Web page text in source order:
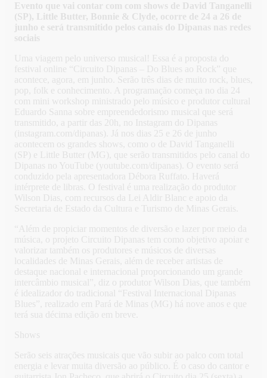
Evento que vai contar com com shows de David Tanganelli
(SP), Little Butter, Bonnie & Clyde, ocorre de 24 a 26 de
junho e será transmitido pelos canais do Dipanas nas redes
sociais
Uma viagem pelo universo musical! Essa é a proposta do
festival online “Circuito Dipanas – Do Blues ao Rock” que
acontece, agora, em junho. Serão três dias de muito rock, blues,
pop, folk e conhecimento. A programação começa no dia 24
com mini workshop ministrado pelo músico e produtor cultural
Eduardo Sanna sobre empreendedorismo musical que será
transmitido, a partir das 20h, no Instagram do Dipanas
(instagram.com/dipanas). Já nos dias 25 e 26 de junho
acontecem os grandes shows, como o de David Tanganelli
(SP) e Little Butter (MG), que serão transmitidos pelo canal do
Dipanas no YouTube (youtube.com/dipanas). O evento será
conduzido pela apresentadora Débora Ruffato. Haverá
intérprete de libras. O festival é uma realização do produtor
Wilson Dias, com recursos da Lei Aldir Blanc e apoio da
Secretaria de Estado da Cultura e Turismo de Minas Gerais.
“Além de propiciar momentos de diversão e lazer por meio da
música, o projeto Circuito Dipanas tem como objetivo apoiar e
valorizar também os produtores e músicos de diversas
localidades de Minas Gerais, além de receber artistas de
destaque nacional e internacional proporcionando um grande
intercâmbio musical”, diz o produtor Wilson Dias, que também
é idealizador do tradicional “Festival Internacional Dipanas
Blues”, realizado em Pará de Minas (MG) há nove anos e que
terá sua décima edição em breve.
Shows
Serão seis atrações musicais que vão subir ao palco com total
energia e levar muita diversão ao público. É o caso do cantor e